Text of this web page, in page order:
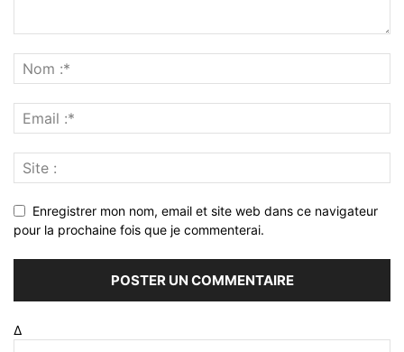
Enregistrer mon nom, email et site web dans ce navigateur
pour la prochaine fois que je commenterai.
Δ